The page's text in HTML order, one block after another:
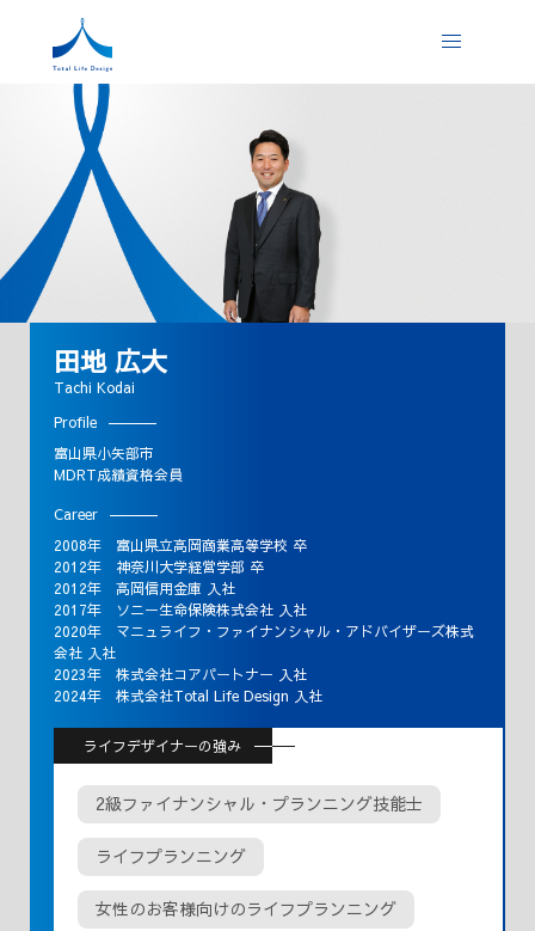
田地 広大
Tachi Kodai
Profile
富山県小矢部市
MDRT成績資格会員
Career
2008年 富山県立高岡商業高等学校 卒
2012年 神奈川大学経営学部 卒
2012年 高岡信用金庫 入社
2017年 ソニー生命保険株式会社 入社
2020年 マニュライフ・ファイナンシャル・アドバイザーズ株式
会社 入社
2023年 株式会社コアパートナー 入社
2024年 株式会社Total Life Design 入社
ライフデザイナーの強み
2級ファイナンシャル・プランニング技能士
ライフプランニング
女性のお客様向けのライフプランニング